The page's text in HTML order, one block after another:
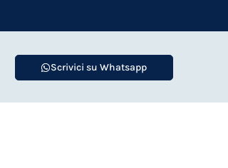
Scrivici su Whatsapp